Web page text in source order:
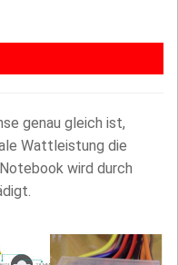
genau gleich ist,
Wattleistung die
wird durch